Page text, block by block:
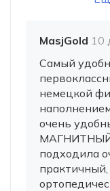
MasjGold 10
Самый
немецкой
очень
МАГНИТНЫЙ
подходила